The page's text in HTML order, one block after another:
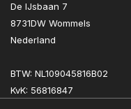
De IJsbaan 7
8731DW Wommels
Nederland
BTW: NL109045816B02
KvK: 56816847